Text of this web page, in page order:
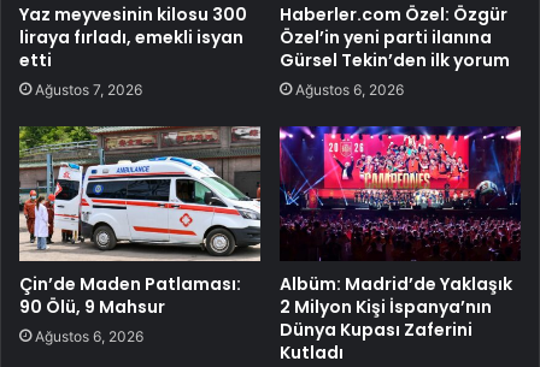
Yaz meyvesinin kilosu 300
liraya fırladı, emekli isyan
etti
Ağustos 7, 2026
Haberler.com Özel: Özgür
Özel’in yeni parti ilanına
Gürsel Tekin’den ilk yorum
Ağustos 6, 2026
Çin’de Maden Patlaması:
90 Ölü, 9 Mahsur
Ağustos 6, 2026
Albüm: Madrid’de Yaklaşık
2 Milyon Kişi İspanya’nın
Dünya Kupası Zaferini
Kutladı